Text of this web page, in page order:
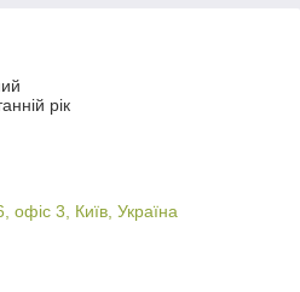
рік
офіс 3, Київ, Україна